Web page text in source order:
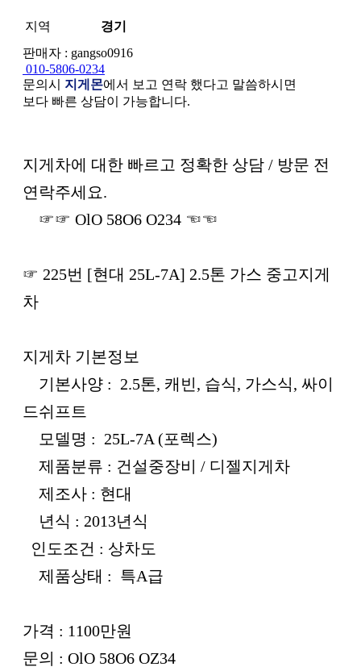
지역
경기
판매자 : gangso0916
010-5806-0234
문의시 지게몬에서 보고 연락 했다고 말씀하시면
보다 빠른 상담이 가능합니다.
본문
지게차에 대한 빠르고 정확한 상담 / 방문 전
연락주세요.
☞☞ OlO 58O6 O234 ☜☜
☞ 225번 [현대 25L-7A] 2.5톤 가스 중고지게
차
지게차 기본정보
기본사양 : 2.5톤, 캐빈, 습식, 가스식, 싸이
드쉬프트
모델명 : 25L-7A (포렉스)
제품분류 : 건설중장비 / 디젤지게차
제조사 : 현대
년식 : 2013년식
인도조건 : 상차도
제품상태 : 특A급
가격 : 1100만원
문의 : OlO 58O6 OZ34